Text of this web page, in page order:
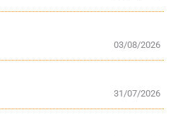
03/08/2026
31/07/2026